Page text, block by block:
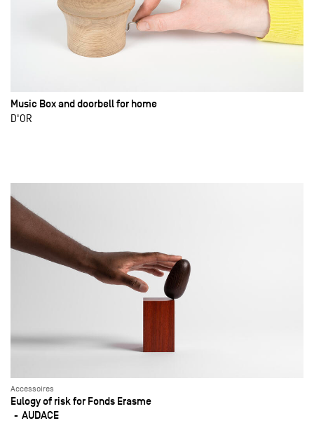
Music Box and doorbell for home
D'OR
Accessoires
Eulogy of risk for Fonds Erasme
AUDACE